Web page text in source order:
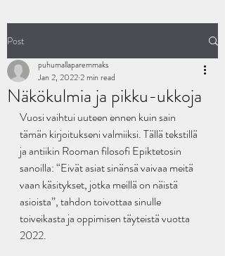
Post
Näkökulmia ja pikku-ukkoja
puhumallaparemmaks
Jan 2, 20222 min read
Vuosi vaihtui uuteen ennen kuin sain
tämän kirjoitukseni valmiiksi. Tällä tekstillä
ja antiikin Rooman filosofi Epiktetosin
sanoilla: “Eivät asiat sinänsä vaivaa meitä
vaan käsitykset, jotka meillä on näistä
asioista”, tahdon toivottaa sinulle
toiveikasta ja oppimisen täyteistä vuotta
2022.